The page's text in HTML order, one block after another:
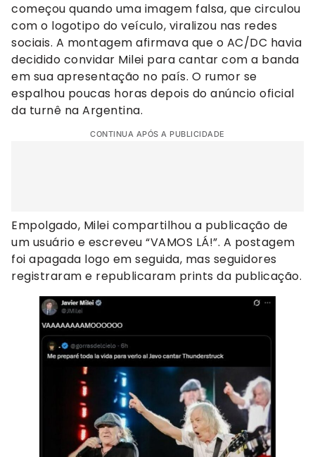
começou quando uma imagem falsa, que circulou
com o logotipo do veículo, viralizou nas redes
sociais. A montagem afirmava que o AC/DC havia
decidido convidar Milei para cantar com a banda
em sua apresentação no país. O rumor se
espalhou poucas horas depois do anúncio oficial
da turnê na Argentina.
CONTINUA APÓS A PUBLICIDADE
Empolgado, Milei compartilhou a publicação de
um usuário e escreveu “VAMOS LÁ!”. A postagem
foi apagada logo em seguida, mas seguidores
registraram e republicaram prints da publicação.